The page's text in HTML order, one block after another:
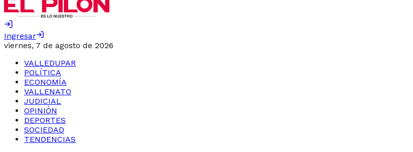
Ingresar
viernes, 7 de agosto de 2026
VALLEDUPAR
POLÍTICA
ECONOMÍA
VALLENATO
JUDICIAL
OPINIÓN
DEPORTES
SOCIEDAD
TENDENCIAS